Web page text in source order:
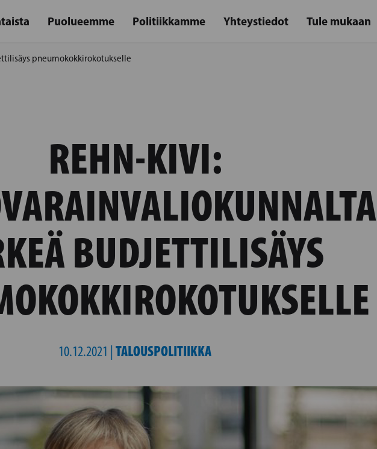
Puolueemme Politiikkamme Yhteystiedot Tule mukaan
pneumokokkirokotukselle
REHN-KIVI:
BUDJETTILISÄYS
10.12.2021 | TALOUSPOLITIIKKA